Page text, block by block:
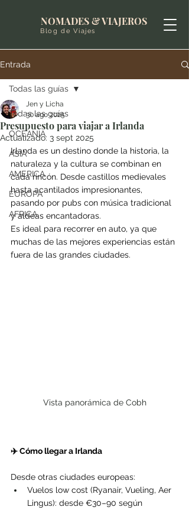
NOMADES & VIAJEROS
Blog de Viajes
Entrada
Todas las guías
OCEANIA
ASIA
AMERICA
EUROPA
AFRICA
Todas las guías
Presupuesto para viajar a Irlanda
Jen y Licha
30 ago 2025
Actualizado: 3 sept 2025
Irlanda es un destino donde la historia, la
naturaleza y la cultura se combinan en
cada rincón. Desde castillos medievales
hasta acantilados impresionantes,
pasando por pubs con música tradicional
y aldeas encantadoras.
Es ideal para recorrer en auto, ya que
muchas de las mejores experiencias están
fuera de las grandes ciudades.
Vista panorámica de Cobh
✈️ Cómo llegar a Irlanda
Desde otras ciudades europeas:
Vuelos low cost (Ryanair, Vueling, Aer
Lingus): desde €30–90 según